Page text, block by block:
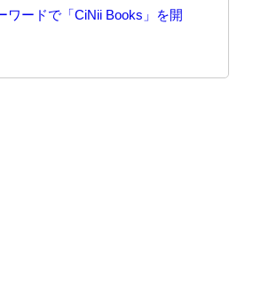
ワードで「CiNii Books」を開